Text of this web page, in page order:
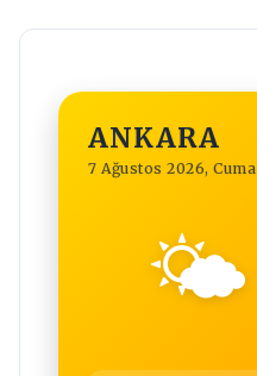
ANKARA
7 Ağustos 2026, Cuma
🌤️